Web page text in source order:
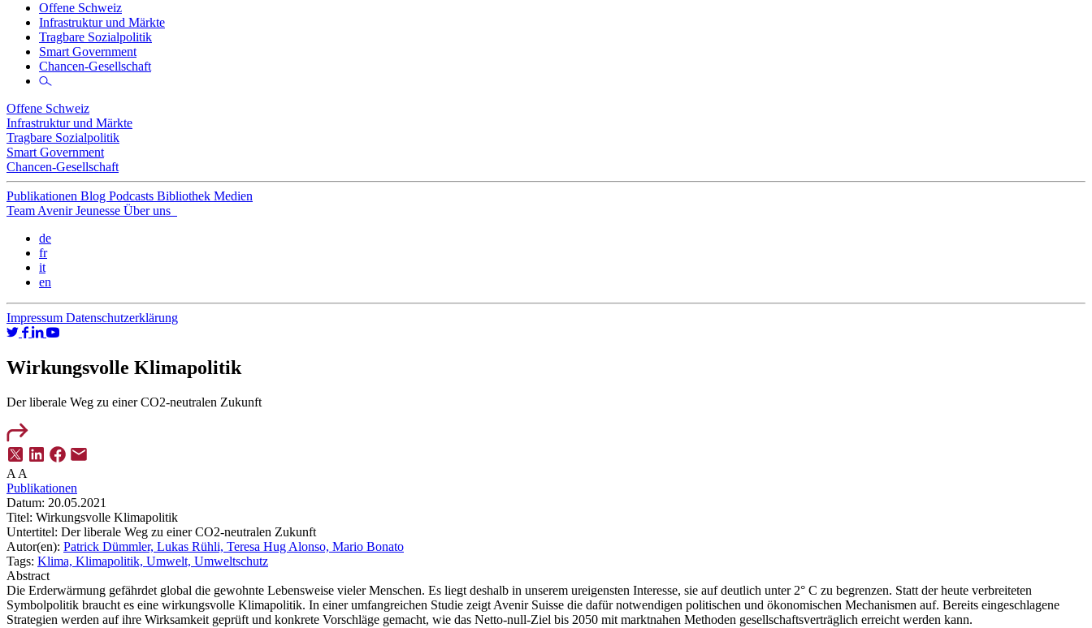
Offene Schweiz
Infrastruktur und Märkte
Tragbare Sozialpolitik
Smart Government
Chancen-Gesellschaft
Offene Schweiz
Infrastruktur und Märkte
Tragbare Sozialpolitik
Smart Government
Chancen-Gesellschaft
Publikationen Blog Podcasts Bibliothek Medien
Team Avenir Jeunesse Über uns
de
fr
it
en
Impressum Datenschutzerklärung
Wirkungsvolle Klimapolitik
Der liberale Weg zu einer CO2-neutralen Zukunft
A A
Publikationen
Datum: 20.05.2021
Titel: Wirkungsvolle Klimapolitik
Untertitel: Der liberale Weg zu einer CO2-neutralen Zukunft
Autor(en): Patrick Dümmler, Lukas Rühli, Teresa Hug Alonso, Mario Bonato
Tags: Klima, Klimapolitik, Umwelt, Umweltschutz
Abstract
Die Erderwärmung gefährdet global die gewohnte Lebensweise vieler Menschen. Es liegt deshalb in unserem ureigensten Interesse, sie auf deutlich unter 2° C zu begrenzen. Statt der heute verbreiteten
Symbolpolitik braucht es eine wirkungsvolle Klimapolitik. In einer umfangreichen Studie zeigt Avenir Suisse die dafür notwendigen politischen und ökonomischen Mechanismen auf. Bereits eingeschlagene
Strategien werden auf ihre Wirksamkeit geprüft und konkrete Vorschläge gemacht, wie das Netto-null-Ziel bis 2050 mit marktnahen Methoden gesellschaftsverträglich erreicht werden kann.